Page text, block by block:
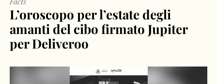
L’oroscopo per l’estate degli
amanti del cibo firmato Jupiter
per Deliveroo